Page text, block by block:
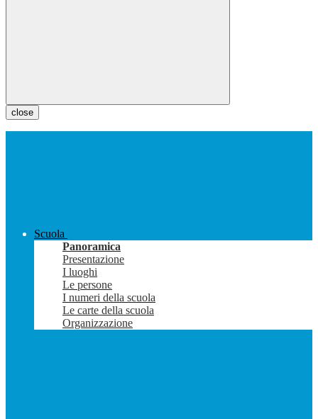
close
Scuola
Panoramica
Presentazione
I luoghi
Le persone
I numeri della scuola
Le carte della scuola
Organizzazione